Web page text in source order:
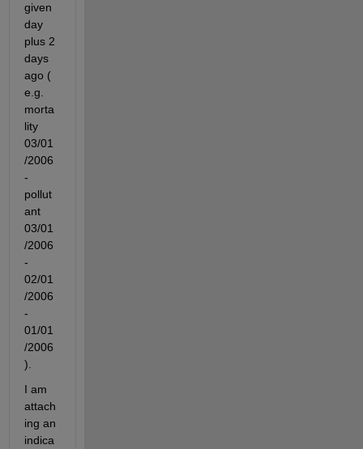
given
day
plus 2
days
ago (
e.g.
morta
lity
03/01
/2006
-
pollut
ant
03/01
/2006
-
02/01
/2006
-
01/01
/2006
).
I am
attach
ing an
indica